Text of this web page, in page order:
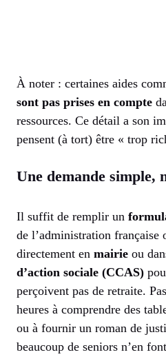
À noter : certaines aides
sont pas prises en compte
ressources. Ce détail a son
pensent (à tort) être « trop
Une demande simple,
Il suffit de remplir un
de l’administration française
directement en mairie ou
d’action sociale (CCAS)
perçoivent pas de retraite.
heures à comprendre des
ou à fournir un roman de
beaucoup de seniors n’en